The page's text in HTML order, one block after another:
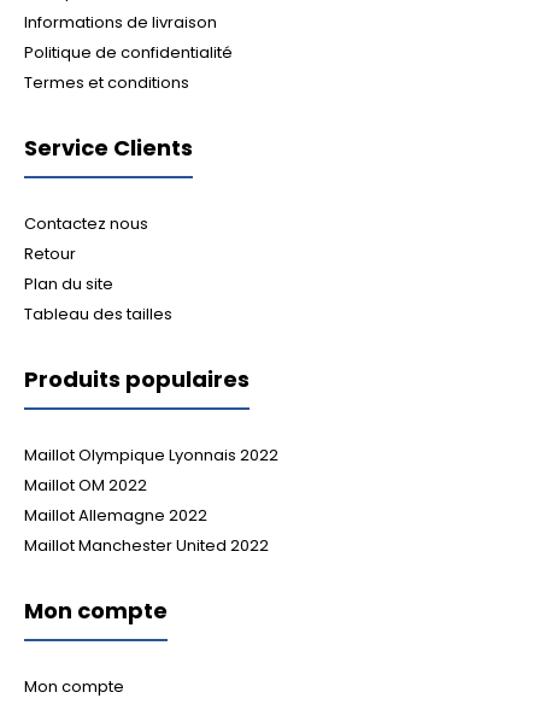
Informations de livraison
Politique de confidentialité
Termes et conditions
Service Clients
Contactez nous
Retour
Plan du site
Tableau des tailles
Produits populaires
Maillot Olympique Lyonnais 2022
Maillot OM 2022
Maillot Allemagne 2022
Maillot Manchester United 2022
Mon compte
Mon compte